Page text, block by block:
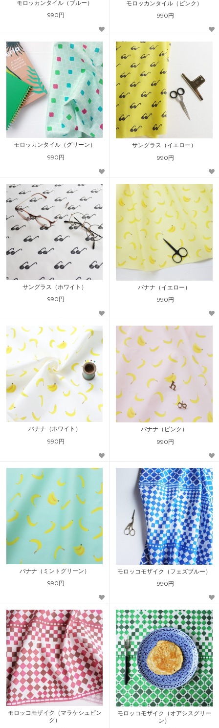
モロッカンタイル（ブルー）
990円
モロッカンタイル（ピンク）
990円
モロッカンタイル（グリーン）
990円
サングラス（イエロー）
990円
サングラス（ホワイト）
990円
バナナ（イエロー）
990円
バナナ（ホワイト）
990円
バナナ（ピンク）
990円
バナナ（ミントグリーン）
990円
モロッコモザイク（フェズブルー）
990円
モロッコモザイク（マラケシュピン
ク）
モロッコモザイク（オアシスグリー
ン）